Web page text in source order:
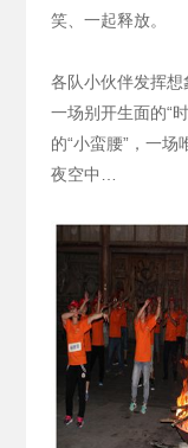
笑、一起释放。
各队小伙伴发挥
一场别开生面的“
的“小蛮腰”，一
夜空中…